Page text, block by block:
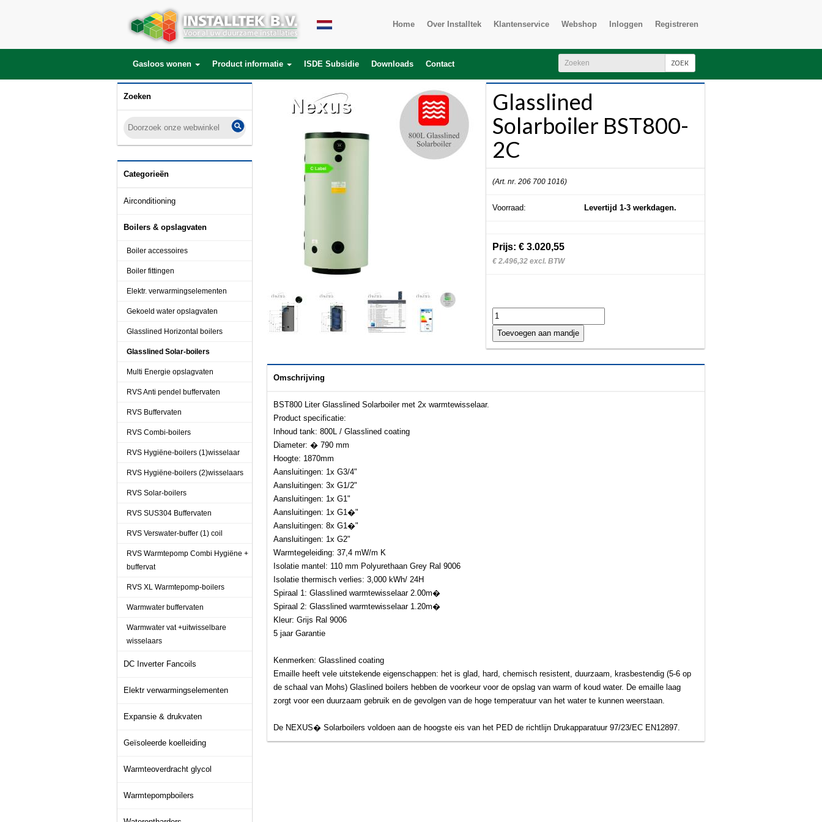
Home Over Installtek Klantenservice Webshop Inloggen Registreren
Gasloos wonen Product informatie ISDE Subsidie Downloads Contact ZOEK
Zoeken
Categorieën
Airconditioning
Boilers & opslagvaten
Boiler accessoires
Boiler fittingen
Elektr. verwarmingselementen
Gekoeld water opslagvaten
Glasslined Horizontal boilers
Glasslined Solar-boilers
Multi Energie opslagvaten
RVS Anti pendel buffervaten
RVS Buffervaten
RVS Combi-boilers
RVS Hygiëne-boilers (1)wisselaar
RVS Hygiëne-boilers (2)wisselaars
RVS Solar-boilers
RVS SUS304 Buffervaten
RVS Verswater-buffer (1) coil
RVS Warmtepomp Combi Hygiëne +
buffervat
RVS XL Warmtepomp-boilers
Warmwater buffervaten
Warmwater vat +uitwisselbare
wisselaars
DC Inverter Fancoils
Elektr verwarmingselementen
Expansie & drukvaten
Geïsoleerde koelleiding
Warmteoverdracht glycol
Warmtepompboilers
Glasslined
Solarboiler BST800-
2C
(Art. nr. 206 700 1016)
Voorraad: Levertijd 1-3 werkdagen.
Prijs: € 3.020,55
€ 2.496,32 excl. BTW
Omschrijving
BST800 Liter Glasslined Solarboiler met 2x warmtewisselaar.
Product specificatie:
Inhoud tank: 800L / Glasslined coating
Diameter: � 790 mm
Hoogte: 1870mm
Aansluitingen: 1x G3/4"
Aansluitingen: 3x G1/2"
Aansluitingen: 1x G1"
Aansluitingen: 1x G1�"
Aansluitingen: 8x G1�"
Aansluitingen: 1x G2"
Warmtegeleiding: 37,4 mW/m K
Isolatie mantel: 110 mm Polyurethaan Grey Ral 9006
Isolatie thermisch verlies: 3,000 kWh/ 24H
Spiraal 1: Glasslined warmtewisselaar 2.00m�
Spiraal 2: Glasslined warmtewisselaar 1.20m�
Kleur: Grijs Ral 9006
5 jaar Garantie
Kenmerken: Glasslined coating
Emaille heeft vele uitstekende eigenschappen: het is glad, hard, chemisch resistent, duurzaam, krasbestendig (5-6 op
de schaal van Mohs) Glaslined boilers hebben de voorkeur voor de opslag van warm of koud water. De emaille laag
zorgt voor een duurzaam gebruik en de gevolgen van de hoge temperatuur van het water te kunnen weerstaan.
De NEXUS� Solarboilers voldoen aan de hoogste eis van het PED de richtlijn Drukapparatuur 97/23/EC EN12897.